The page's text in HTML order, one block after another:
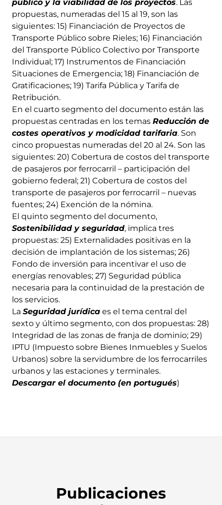
público y la viabilidad de los proyectos. Las
propuestas, numeradas del 15 al 19, son las
siguientes: 15) Financiación de Proyectos de
Transporte Público sobre Rieles; 16) Financiación
del Transporte Público Colectivo por Transporte
Individual; 17) Instrumentos de Financiación
Situaciones de Emergencia; 18) Financiación de
Gratificaciones; 19) Tarifa Pública y Tarifa de
Retribución.
En el cuarto segmento del documento están las
propuestas centradas en los temas Reducción de
costes operativos y modicidad tarifaria. Son
cinco propuestas numeradas del 20 al 24. Son las
siguientes: 20) Cobertura de costos del transporte
de pasajeros por ferrocarril – participación del
gobierno federal; 21) Cobertura de costos del
transporte de pasajeros por ferrocarril – nuevas
fuentes; 24) Exención de la nómina.
El quinto segmento del documento,
Sostenibilidad y seguridad, implica tres
propuestas: 25) Externalidades positivas en la
decisión de implantación de los sistemas; 26)
Fondo de inversión para incentivar el uso de
energías renovables; 27) Seguridad pública
necesaria para la continuidad de la prestación de
los servicios.
La Seguridad jurídica es el tema central del
sexto y último segmento, con dos propuestas: 28)
Integridad de las zonas de franja de dominio; 29)
IPTU (Impuesto sobre Bienes Inmuebles y Suelos
Urbanos) sobre la servidumbre de los ferrocarriles
urbanos y las estaciones y terminales.
Descargar el documento (en portugués)
Publicaciones